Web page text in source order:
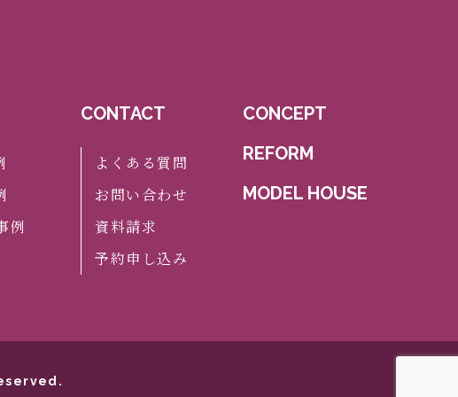
例
CONTACT
よくある質問
お問い合わせ
資料請求
予約申し込み
CONCEPT
REFORM
MODEL HOUSE